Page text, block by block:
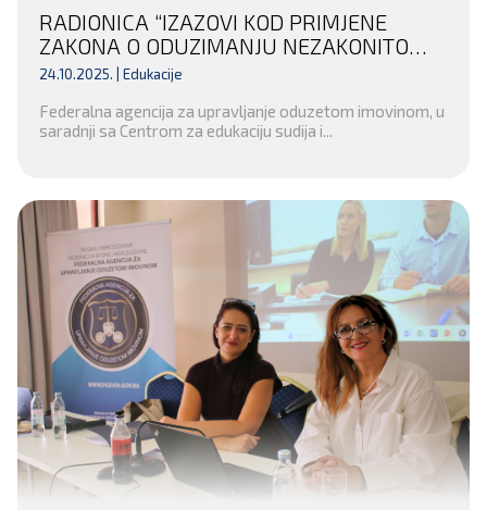
RADIONICA “IZAZOVI KOD PRIMJENE
ZAKONA O ODUZIMANJU NEZAKONITO
STEČENE IMOVINE KRIVIČNIM DJELOM
PREDSTAVNIKE INSTITUCIJA
ZAPADNOHERCEGOVAČKOG KANTONA
24.10.2025. | Edukacije
Federalna agencija za upravljanje oduzetom imovinom, u
saradnji sa Centrom za edukaciju sudija i...